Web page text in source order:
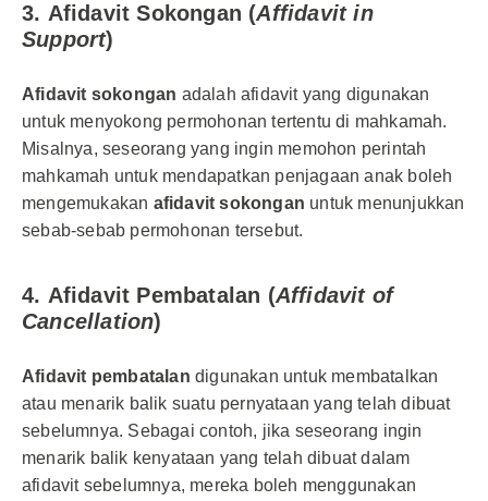
3. Afidavit Sokongan (Affidavit in
Support)
Afidavit sokongan adalah afidavit yang digunakan
untuk menyokong permohonan tertentu di mahkamah.
Misalnya, seseorang yang ingin memohon perintah
mahkamah untuk mendapatkan penjagaan anak boleh
mengemukakan afidavit sokongan untuk menunjukkan
sebab-sebab permohonan tersebut.
4. Afidavit Pembatalan (Affidavit of
Cancellation)
Afidavit pembatalan digunakan untuk membatalkan
atau menarik balik suatu pernyataan yang telah dibuat
sebelumnya. Sebagai contoh, jika seseorang ingin
menarik balik kenyataan yang telah dibuat dalam
afidavit sebelumnya, mereka boleh menggunakan